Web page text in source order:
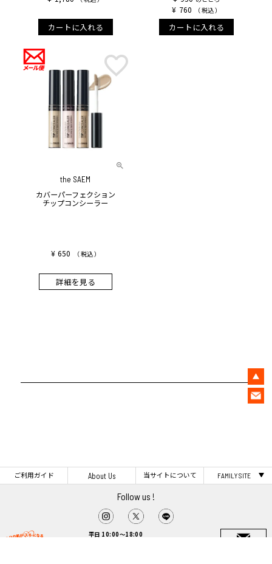
カートに入れる
¥ 760 税込
カートに入れる
the SAEM
カバーパーフェクション
チップコンシーラー
¥ 650 税込
詳細を見る
ご利用ガイド About Us 当サイトについて FAMILY SITE
Follow us !
平日 10:00～18:00